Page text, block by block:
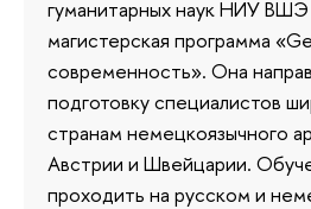
гуманитарных наук НИУ ВШЭ
магистерская программа
современность». Она
подготовку специалистов
странам немецкоязычного
Австрии и Швейцарии.
проходить на русском и